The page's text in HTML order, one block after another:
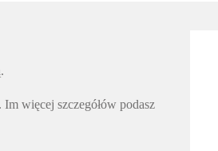
więcej szczegółów podasz